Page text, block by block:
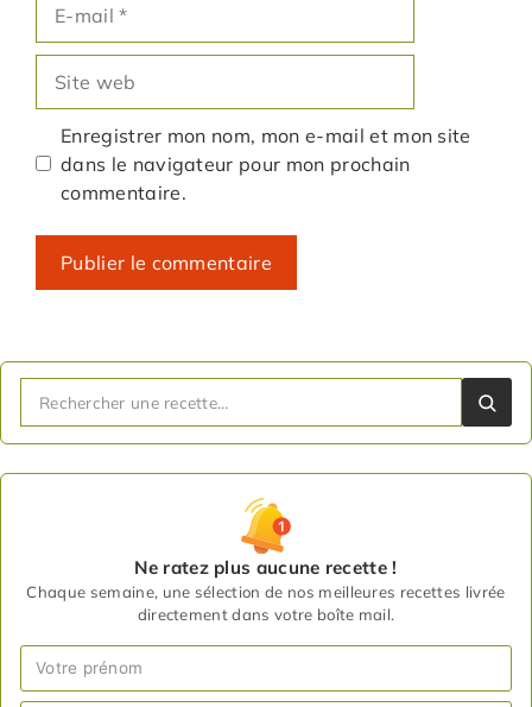
mail
web
Enregistrer mon nom, mon e-mail et mon site
dans le navigateur pour mon prochain
commentaire.
Ne ratez plus aucune recette !
Chaque semaine, une sélection de nos meilleures recettes livrée
directement dans votre boîte mail.